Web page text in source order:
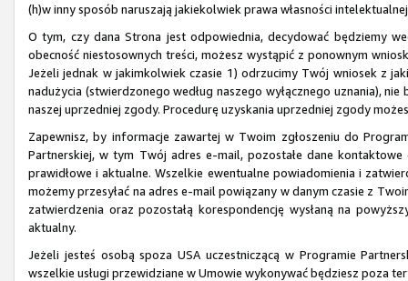
(h)w inny sposób naruszają jakiekolwiek prawa własności
O tym, czy dana Strona jest odpowiednia, decydować będziemy
obecność niestosownych treści, możesz wystąpić z ponownym
Jeżeli jednak w jakimkolwiek czasie 1) odrzucimy Twój wniosek z
nadużycia (stwierdzonego według naszego wyłącznego uznania),
naszej uprzedniej zgody. Procedurę uzyskania uprzedniej zgody
Zapewnisz, by informacje zawartej w Twoim zgłoszeniu do
Partnerskiej, w tym Twój adres e-mail, pozostałe dane
prawidłowe i aktualne. Wszelkie ewentualne powiadomienia i
możemy przesyłać na adres e-mail powiązany w danym czasie z
zatwierdzenia oraz pozostałą korespondencję wysłaną na
aktualny.
Jeżeli jesteś osobą spoza USA uczestniczącą w Programie
wszelkie usługi przewidziane w Umowie wykonywać będziesz poza